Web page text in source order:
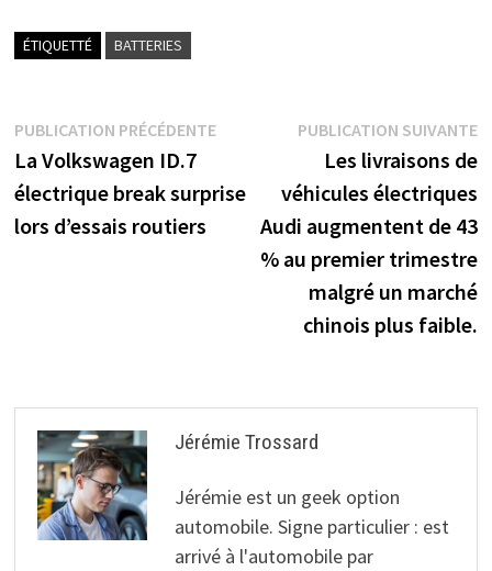
ÉTIQUETTÉ BATTERIES
Navigation
de
l’article
PUBLICATION PRÉCÉDENTEPublication
La Volkswagen ID.7
électrique break surprise
lors d’essais routiers
PUBLICATION SUIVANTE
Les livraisons de
véhicules électriques
Audi augmentent de 43
% au premier trimestre
malgré un marché
chinois plus faible.
Jérémie Trossard
Jérémie est un geek option
automobile. Signe particulier : est
arrivé à l'automobile par